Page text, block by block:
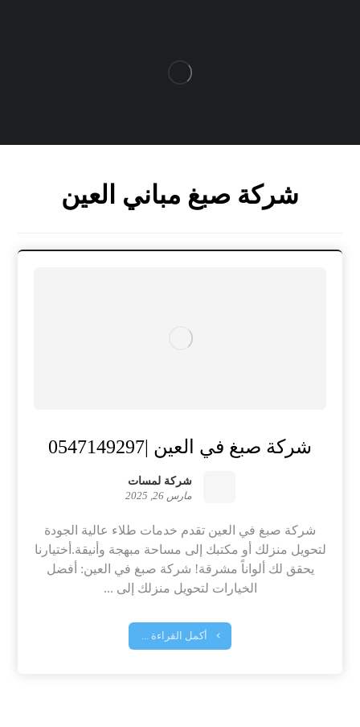
شركة صبغ مباني العين
شركة صبغ في العين |0547149297
شركة لمسات
مارس 26, 2025
شركة صبغ في العين تقدم خدمات طلاء عالية الجودة
لتحويل منزلك أو مكتبك إلى مساحة مبهجة وأنيقة.أختيارنا
يحقق لك ألواناً مشرقة! شركة صبغ في العين: أفضل
الخيارات لتحويل منزلك إلى ...
أكمل القراءة ...